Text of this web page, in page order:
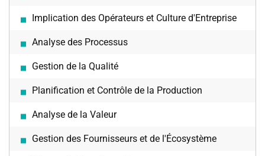
Implication des Opérateurs et Culture d'Entreprise
Analyse des Processus
Gestion de la Qualité
Planification et Contrôle de la Production
Analyse de la Valeur
Gestion des Fournisseurs et de l'Écosystème